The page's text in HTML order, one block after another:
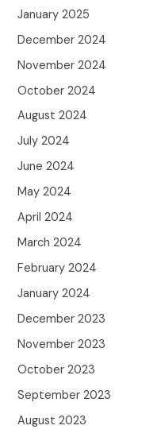
January 2025
December 2024
November 2024
October 2024
August 2024
July 2024
June 2024
May 2024
April 2024
March 2024
February 2024
January 2024
December 2023
November 2023
October 2023
September 2023
August 2023